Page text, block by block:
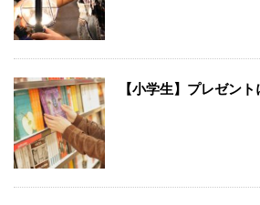
【小学生】プレゼン